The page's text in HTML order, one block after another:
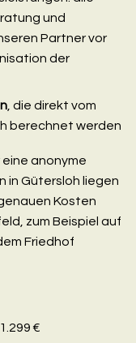
und
Partner vor
der
, die direkt vom
berechnet werden
anonyme
in Gütersloh liegen
Kosten
zum Beispiel auf
Friedhof
€